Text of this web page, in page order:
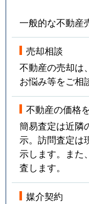
一般的な不動産
売却相談
不動産の売却は
お悩み等をご相
不動産の価格
簡易査定は近隣
示。訪問査定は
示します。また
査します。
媒介契約